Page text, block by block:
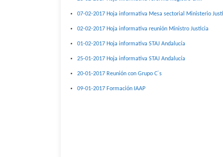
07-02-2017 Hoja informativa Mesa sectorial Ministerio
02-02-2017 Hoja informativa reunión Ministro Justicia
01-02-2017 Hoja informativa STAJ Andalucía
25-01-2017 Hoja informativa STAJ Andalucía
20-01-2017 Reunión con Grupo C´s
09-01-2017 Formación IAAP